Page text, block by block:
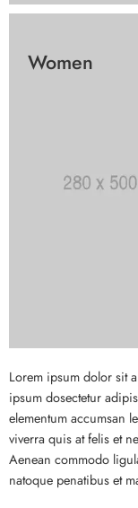
Women
Lorem ipsum dolor sit
ipsum dosectetur
elementum accumsan
viverra quis at felis et
Aenean commodo
natoque penatibus et